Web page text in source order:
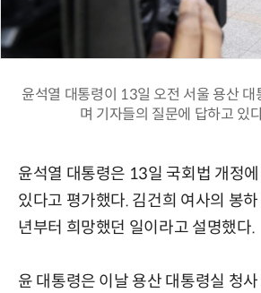
윤석열 대통령이 13일 오전 서울 용산 대
며 기자들의 질문에 답하고 있
윤석열 대통령은 13일 국회법 개정
있다고 평가했다. 김건희 여사의 봉
년부터 희망했던 일이라고 설명했다.
윤 대통령은 이날 용산 대통령실 청